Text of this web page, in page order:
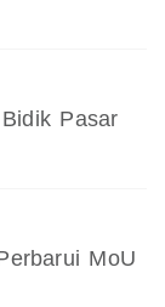
Pasar
MoU